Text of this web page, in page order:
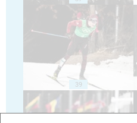
39